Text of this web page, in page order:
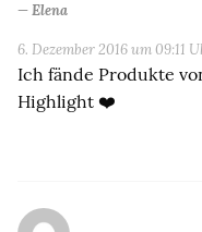
Elena
6. Dezember 2016 um 09:11
Ich fände Produkte
Highlight ❤️